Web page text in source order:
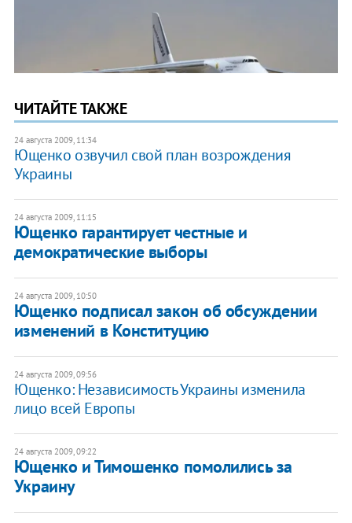
ЧИТАЙТЕ ТАКЖЕ
24 августа 2009, 11:34
Ющенко озвучил свой план возрождения
Украины
24 августа 2009, 11:15
Ющенко гарантирует честные и
демократические выборы
24 августа 2009, 10:50
Ющенко подписал закон об обсуждении
изменений в Конституцию
24 августа 2009, 09:56
Ющенко: Независимость Украины изменила
лицо всей Европы
24 августа 2009, 09:22
Ющенко и Тимошенко помолились за
Украину